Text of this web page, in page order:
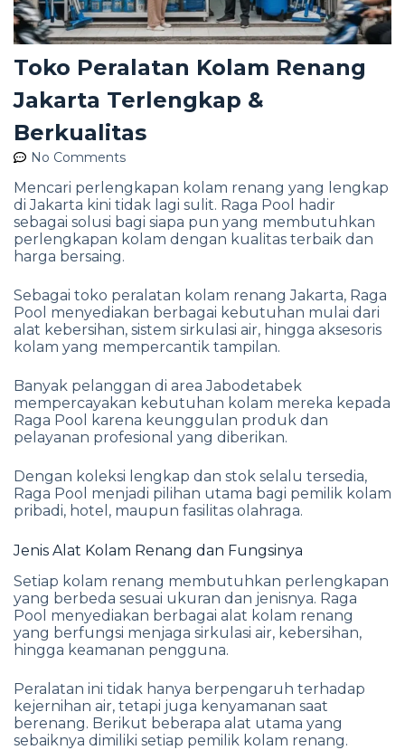
Toko Peralatan Kolam Renang
Jakarta Terlengkap &
Berkualitas
No Comments
Mencari perlengkapan kolam renang yang lengkap
di Jakarta kini tidak lagi sulit. Raga Pool hadir
sebagai solusi bagi siapa pun yang membutuhkan
perlengkapan kolam dengan kualitas terbaik dan
harga bersaing.
Sebagai toko peralatan kolam renang Jakarta, Raga
Pool menyediakan berbagai kebutuhan mulai dari
alat kebersihan, sistem sirkulasi air, hingga aksesoris
kolam yang mempercantik tampilan.
Banyak pelanggan di area Jabodetabek
mempercayakan kebutuhan kolam mereka kepada
Raga Pool karena keunggulan produk dan
pelayanan profesional yang diberikan.
Dengan koleksi lengkap dan stok selalu tersedia,
Raga Pool menjadi pilihan utama bagi pemilik kolam
pribadi, hotel, maupun fasilitas olahraga.
Jenis Alat Kolam Renang dan Fungsinya
Setiap kolam renang membutuhkan perlengkapan
yang berbeda sesuai ukuran dan jenisnya. Raga
Pool menyediakan berbagai alat kolam renang
yang berfungsi menjaga sirkulasi air, kebersihan,
hingga keamanan pengguna.
Peralatan ini tidak hanya berpengaruh terhadap
kejernihan air, tetapi juga kenyamanan saat
berenang. Berikut beberapa alat utama yang
sebaiknya dimiliki setiap pemilik kolam renang.